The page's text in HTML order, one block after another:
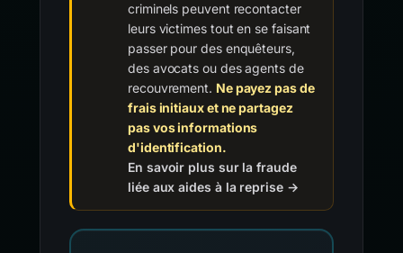
criminels peuvent recontacter
leurs victimes tout en se faisant
passer pour des enquêteurs,
des avocats ou des agents de
recouvrement. Ne payez pas de
frais initiaux et ne partagez
pas vos informations
d'identification.
En savoir plus sur la fraude
liée aux aides à la reprise →